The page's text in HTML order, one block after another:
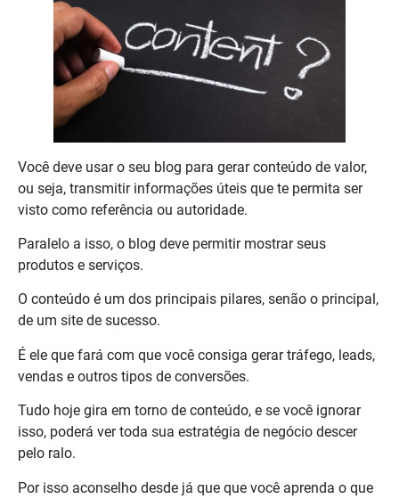
Você deve usar o seu blog para gerar conteúdo de valor,
ou seja, transmitir informações úteis que te permita ser
visto como referência ou autoridade.
Paralelo a isso, o blog deve permitir mostrar seus
produtos e serviços.
O conteúdo é um dos principais pilares, senão o principal,
de um site de sucesso.
É ele que fará com que você consiga gerar tráfego, leads,
vendas e outros tipos de conversões.
Tudo hoje gira em torno de conteúdo, e se você ignorar
isso, poderá ver toda sua estratégia de negócio descer
pelo ralo.
Por isso aconselho desde já que que você aprenda o que